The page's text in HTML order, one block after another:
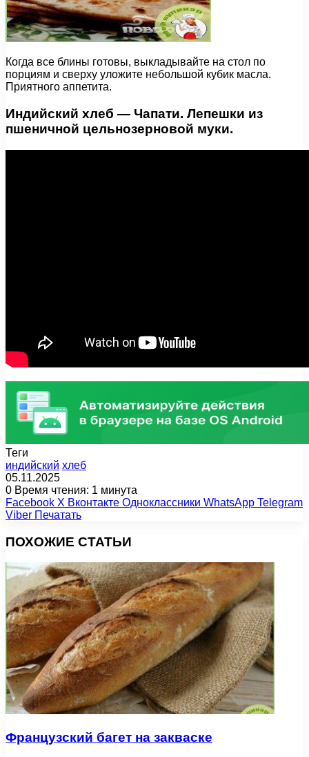
Когда все блины готовы, выкладывайте на стол по
порциям и сверху уложите небольшой кубик масла.
Приятного аппетита.
Индийский хлеб — Чапати. Лепешки из
пшеничной цельнозерновой муки.
Теги
индийский хлеб
05.11.2025
0 Время чтения: 1 минута
Facebook X Вконтакте Одноклассники WhatsApp Telegram
Viber Печатать
ПОХОЖИЕ СТАТЬИ
Французский багет на закваске